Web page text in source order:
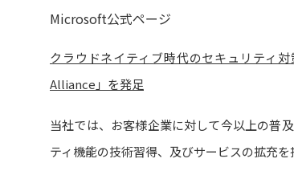
Microsoft公式ページ
クラウドネイティブ時代のセキュリティ
Alliance」を発足
当社では、お客様企業に対して今以上の普
ティ機能の技術習得、及びサービスの拡充を